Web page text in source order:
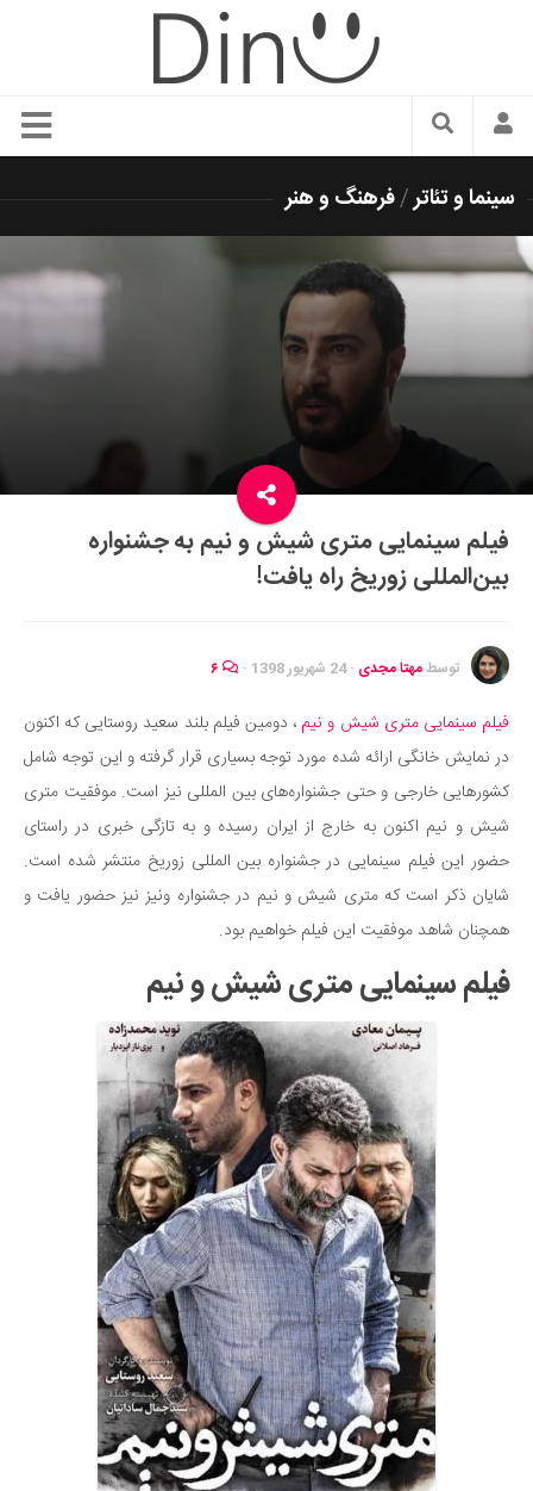
سبک زندگی
زیبایی و آرایش
شیک پوشی
دکوراسیون و چیدمان
غذا
رستوران گردی
سفر و گردشگری
ایران گردی
جهان گردی
موفقیت و مهارت‌های فردی
تغذیه سالم
بهداشت
بیماری و درمان
کودک و مادر
ورزش و تندرستی
روانشناسی
مراکز پزشکی و دارویی
فرهنگ و هنر
سینما و تئاتر
تلویزیون
موسیقی
چهره‌ها
عکاسی و هنرهای تجسمی
کتاب و کتاب‌خوانی
تاریخ
معماری
فناوری‌ها
نجوم و هوا فضا
سینما و تئاتر/فرهنگ و هنر
فیلم سینمایی متری شیش و نیم به جشنواره
بین‌المللی زوریخ راه یافت!
توسطمهتا مجدی ·24 شهریور 1398 ·
فیلم سینمایی متری شیش و نیم ، دومین فیلم بلند سعید روستایی که اکنون
در نمایش خانگی ارائه شده مورد توجه بسیاری قرار گرفته و این توجه شامل
کشورهایی خارجی و حتی جشنواره‌های بین المللی نیز است. موفقیت متری
شیش و نیم اکنون به خارج از ایران رسیده و به تازگی خبری در راستای
حضور این فیلم سینمایی در جشنواره بین المللی زوریخ منتشر شده است.
شایان ذکر است که متری شیش و نیم در جشنواره ونیز نیز حضور یافت و
همچنان شاهد موفقیت این فیلم خواهیم بود.
فیلم سینمایی متری شیش و نیم